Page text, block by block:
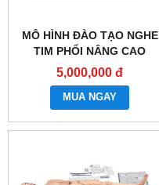
MÔ HÌNH ĐÀO TẠO NGHE
TIM PHỔI NÂNG CAO
GD/TCZ9900B
5,000,000 đ
MUA NGAY